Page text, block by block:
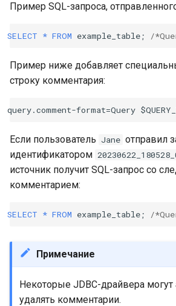
Пример SQL-запроса,
SELECT * FROM example_table ; /
Пример ниже добавляет
строку комментария:
Если пользователь Jane отправил
идентификатором
источник получит SQL-запрос со
комментарием:
SELECT * FROM example_table ; /
Примечание
Некоторые JDBC-драйвера могут
удалять комментарии.